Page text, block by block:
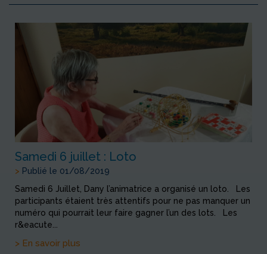
Samedi 6 juillet : Loto
> Publié le 01/08/2019
Samedi 6 Juillet, Dany l’animatrice a organisé un loto. Les
participants étaient très attentifs pour ne pas manquer un
numéro qui pourrait leur faire gagner l’un des lots. Les
r&eacute...
> En savoir plus